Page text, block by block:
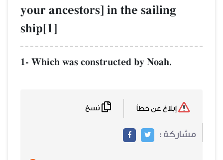
your ancestors] in the sailing
ship[1]
1- Which was constructed by Noah.
مشاركة :